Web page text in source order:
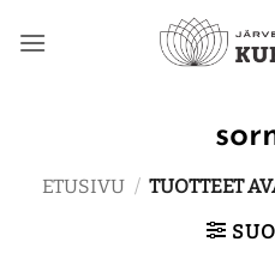
ETUSIVU / TUOTTEET